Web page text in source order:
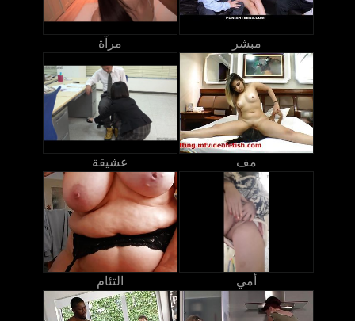
مرآة مبشر
عشيقة مف
التئام أمي